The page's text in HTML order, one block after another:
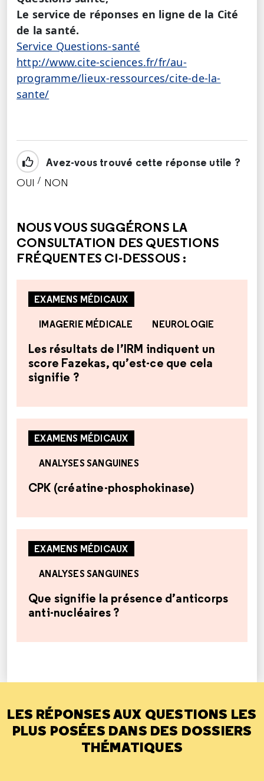
Le service de réponses en ligne de la Cité
de la santé.
Service Questions-santé
http://www.cite-sciences.fr/fr/au-
programme/lieux-ressources/cite-de-la-
sante/
Avez-vous trouvé cette réponse utile ?
OUI / NON
NOUS VOUS SUGGÉRONS LA
CONSULTATION DES QUESTIONS
FRÉQUENTES CI-DESSOUS :
EXAMENS MÉDICAUX
IMAGERIE MÉDICALE NEUROLOGIE
Les résultats de l’IRM indiquent un
score Fazekas, qu’est-ce que cela
signifie ?
EXAMENS MÉDICAUX
ANALYSES SANGUINES
CPK (créatine-phosphokinase)
EXAMENS MÉDICAUX
ANALYSES SANGUINES
Que signifie la présence d’anticorps
anti-nucléaires ?
LES RÉPONSES AUX QUESTIONS LES
PLUS POSÉES DANS DES DOSSIERS
THÉMATIQUES